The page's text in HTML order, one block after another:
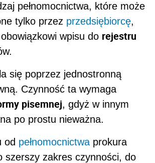
pełnomocnictwa, które może
tylko przez przedsiębiorcę,
wpisu do rejestru
się poprzez jednostronną
Czynność ta wymaga
pisemnej, gdyż w innym
po prostu nieważna.
od pełnomocnictwa prokura
szerszy zakres czynności, do